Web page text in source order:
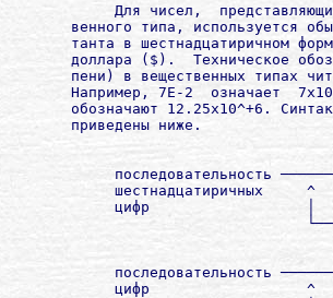
Для чисел,
венного типа, используется
танта в шестнадцатиричном
доллара ($).  Техническое
пени) в вещественных типах
Например, 7E-2  означает
обозначают 12.25х10^+6.
        приведены ниже.
последовательность
шестнадцатиричных     ^
цифр                  │
последовательность
цифр                  ^